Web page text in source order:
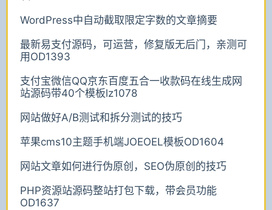
WordPress中自动截取限定字数的文章摘要
最新易支付源码，可运营，修复版无后门，亲测可
用OD1393
支付宝微信QQ京东百度五合一收款码在线生成网
站源码带40个模板lz1078
网站做好A/B测试和拆分测试的技巧
苹果cms10主题手机端JOEOEL模板OD1604
网站文章如何进行伪原创，SEO伪原创的技巧
PHP资源站源码整站打包下载，带会员功能
OD1637